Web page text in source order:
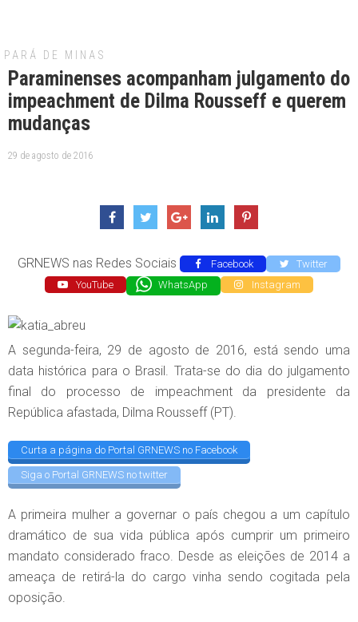
PARÁ DE MINAS
Paraminenses acompanham julgamento do
impeachment de Dilma Rousseff e querem
mudanças
29 de agosto de 2016
GRNEWS nas Redes Sociais Facebook
Twitter
YouTube
WhatsApp Instagram
A segunda-feira, 29 de agosto de 2016, está sendo uma
data histórica para o Brasil. Trata-se do dia do julgamento
final do processo de impeachment da presidente da
República afastada, Dilma Rousseff (PT).
Curta a página do Portal GRNEWS no Facebook
Siga o Portal GRNEWS no twitter
A primeira mulher a governar o país chegou a um capítulo
dramático de sua vida pública após cumprir um primeiro
mandato considerado fraco. Desde as eleições de 2014 a
ameaça de retirá-la do cargo vinha sendo cogitada pela
oposição.